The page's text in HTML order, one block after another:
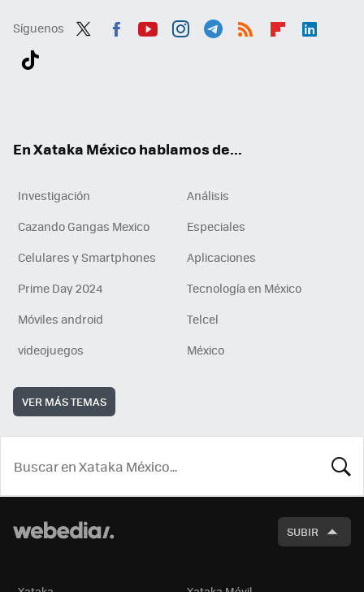
Síguenos
En Xataka México hablamos de...
Investigación
Análisis
Cazando Gangas Mexico
Especiales
Celulares y Smartphones
Aplicaciones
Prime Day 2024
Tecnología en México
Móviles android
Telcel
videojuegos
México
VER MÁS TEMAS
SUBIR